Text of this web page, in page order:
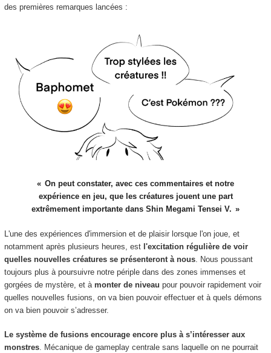
des premières remarques lancées :
On peut constater, avec ces commentaires et notre
expérience en jeu, que les créatures jouent une part
extrêmement importante dans Shin Megami Tensei V.
L'une des expériences d'immersion et de plaisir lorsque l'on joue, et
notamment après plusieurs heures, est l'excitation régulière de voir
quelles nouvelles créatures se présenteront à nous. Nous poussant
toujours plus à poursuivre notre périple dans des zones immenses et
gorgées de mystère, et à monter de niveau pour pouvoir rapidement voir
quelles nouvelles fusions, on va bien pouvoir effectuer et à quels démons
on va bien pouvoir s’adresser.
Le système de fusions encourage encore plus à s’intéresser aux
monstres. Mécanique de gameplay centrale sans laquelle on ne pourrait